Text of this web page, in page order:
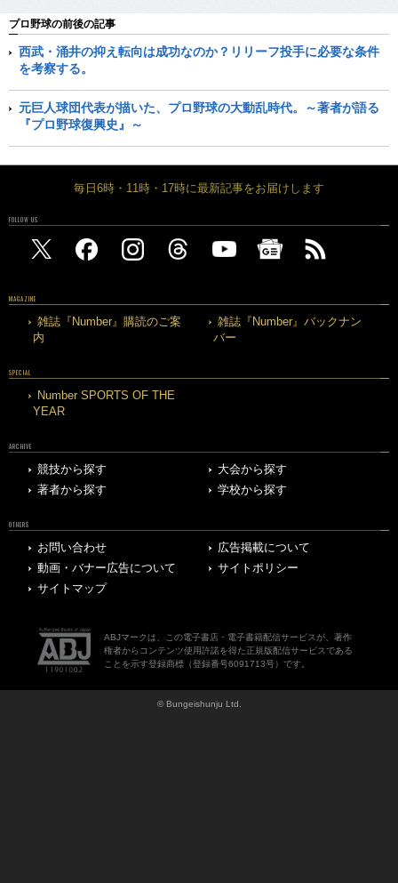
プロ野球の前後の記事
西武・涌井の抑え転向は成功なのか？リリーフ投手に必要な条件
を考察する。
元巨人球団代表が描いた、プロ野球の大動乱時代。～著者が語る
『プロ野球復興史』～
毎日6時・11時・17時に最新記事をお届けします
FOLLOW US
MAGAZINE
雑誌『Number』購読のご案
内
雑誌『Number』バックナン
バー
SPECIAL
Number SPORTS OF THE
YEAR
ARCHIVE
競技から探す
大会から探す
著者から探す
学校から探す
OTHERS
お問い合わせ
広告掲載について
動画・バナー広告について
サイトポリシー
サイトマップ
ABJマークは、この電子書店・電子書籍配信サービスが、著作
権者からコンテンツ使用許諾を得た正規版配信サービスである
ことを示す登録商標（登録番号6091713号）です。
© Bungeishunju Ltd.